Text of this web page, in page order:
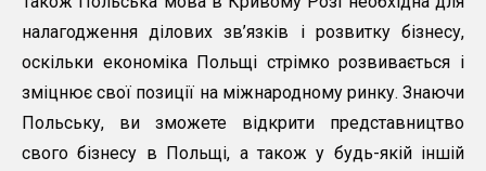
налагодження ділових зв’язків і розвитку бізнесу,
оскільки економіка Польщі стрімко розвивається і
зміцнює свої позиції на міжнародному ринку. Знаючи
Польську, ви зможете відкрити представництво
свого бізнесу в Польщі, а також у будь-якій іншій